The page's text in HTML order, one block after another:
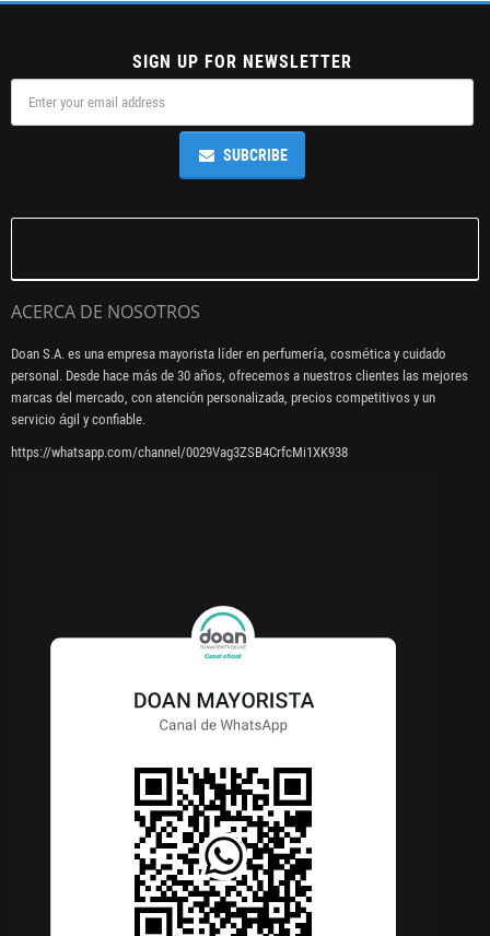
SIGN UP FOR NEWSLETTER
SUBCRIBE
ACERCA DE NOSOTROS
Doan S.A. es una empresa mayorista líder en perfumería, cosmética y cuidado
personal. Desde hace más de 30 años, ofrecemos a nuestros clientes las mejores
marcas del mercado, con atención personalizada, precios competitivos y un
servicio ágil y confiable.
https://whatsapp.com/channel/0029Vag3ZSB4CrfcMi1XK938